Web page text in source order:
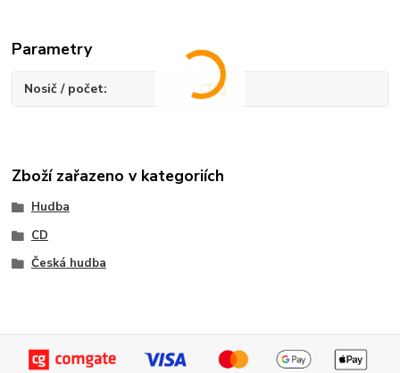
Parametry
Nosič / počet CD/1
Zboží zařazeno v kategoriích
Hudba
CD
Česká hudba